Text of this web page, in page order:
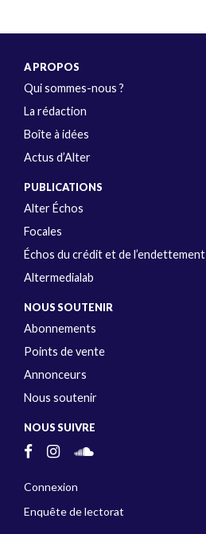
A PROPOS
Qui sommes-nous ?
La rédaction
Boîte à idées
Actus d’Alter
PUBLICATIONS
Alter Échos
Focales
Échos du crédit et de l’endettement
Altermedialab
NOUS SOUTENIR
Abonnements
Points de vente
Annonceurs
Nous soutenir
NOUS SUIVRE
Connexion
Enquête de lectorat